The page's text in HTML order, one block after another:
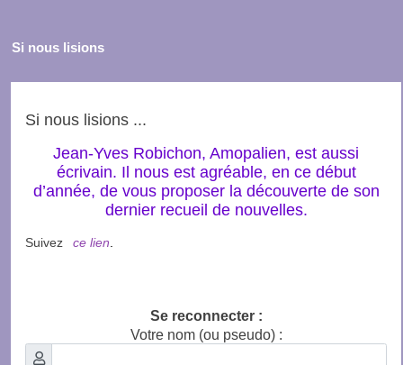
Si nous lisions
Si nous lisions ...
Jean-Yves Robichon, Amopalien, est aussi
écrivain. Il nous est agréable, en ce début
d’année, de vous proposer la découverte de son
dernier recueil de nouvelles.
Suivez ce lien
Se reconnecter :
Votre nom (ou pseudo) :